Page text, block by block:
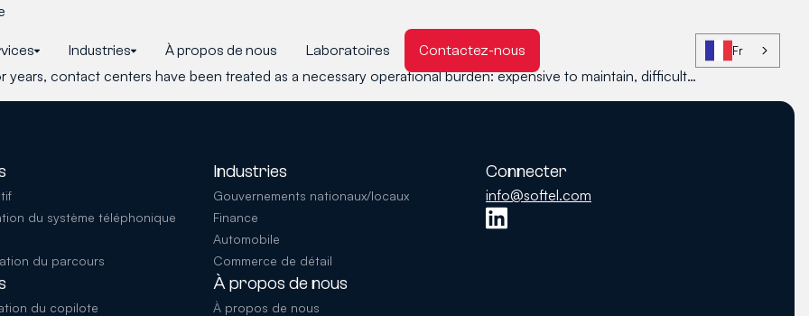
Industries À propos de nous Laboratoires Contactez-nous Fr
contact centers have been treated as a necessary operational burden: expensive to maintain, difficult…
du système téléphonique
du parcours
du copilote
Industries
Gouvernements nationaux/locaux
Finance
Automobile
Commerce de détail
À propos de nous
À propos de nous
Connecter
info@softel.com